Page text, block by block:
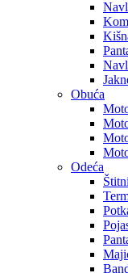
Obuća
Odeća